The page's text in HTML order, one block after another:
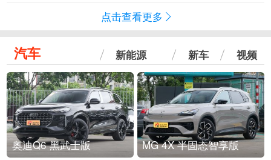
点击查看更多
汽车 新能源 新车 视频
奥迪Q6 黑武士版 MG 4X 半固态智享版